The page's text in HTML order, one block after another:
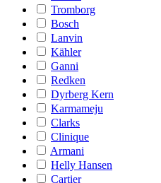
Tromborg
Bosch
Lanvin
Kähler
Ganni
Redken
Dyrberg Kern
Karmameju
Clarks
Clinique
Armani
Helly Hansen
Cartier